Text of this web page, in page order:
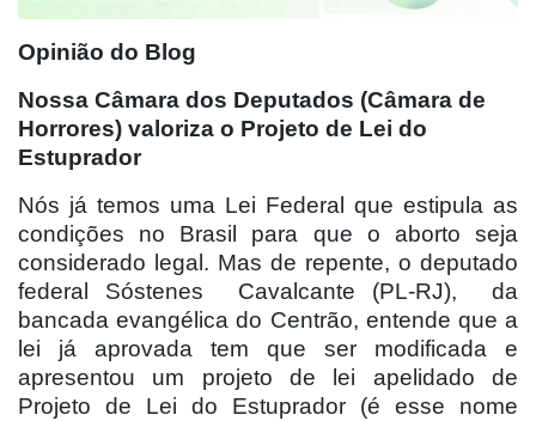
Opinião do Blog
Nossa Câmara dos Deputados (Câmara de
Horrores) valoriza o Projeto de Lei do
Estuprador
Nós já temos uma Lei Federal que estipula as
condições no Brasil para que o aborto seja
considerado legal. Mas de repente, o deputado
federal Sóstenes
Cavalcante (PL-RJ),
da
bancada evangélica do Centrão, entende que a
lei já aprovada tem que ser modificada e
apresentou um projeto de lei apelidado de
Projeto de Lei do Estuprador (é esse nome